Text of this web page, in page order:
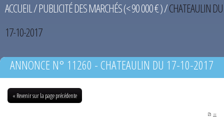
ACCUEIL/PUBLICITÉ DES MARCHÉS (< 90 000 € )/CHATEAULIN DU
17-10-2017
ANNONCE N° 11260 - CHATEAULIN DU 17-10-2017
« Revenir sur la page précédente
PDF